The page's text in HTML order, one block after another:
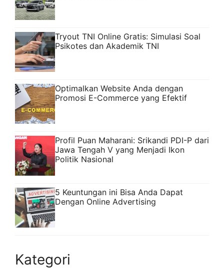
Tryout TNI Online Gratis: Simulasi Soal
Psikotes dan Akademik TNI
Optimalkan Website Anda dengan
Promosi E-Commerce yang Efektif
Profil Puan Maharani: Srikandi PDI-P dari
Jawa Tengah V yang Menjadi Ikon
Politik Nasional
5 Keuntungan ini Bisa Anda Dapat
Dengan Online Advertising
Kategori